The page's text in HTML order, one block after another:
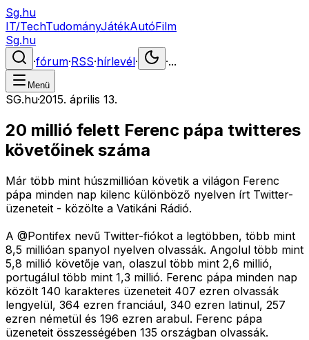
Sg.hu
IT/TechTudományJátékAutóFilm
Sg.hu
·fórum·RSS·hírlevél· ·...
Menü
SG.hu·2015. április 13.
20 millió felett Ferenc pápa twitteres
követőinek száma
Már több mint húszmillióan követik a világon Ferenc
pápa minden nap kilenc különböző nyelven írt Twitter-
üzeneteit - közölte a Vatikáni Rádió.
A @Pontifex nevű Twitter-fiókot a legtöbben, több mint
8,5 millióan spanyol nyelven olvassák. Angolul több mint
5,8 millió követője van, olaszul több mint 2,6 millió,
portugálul több mint 1,3 millió. Ferenc pápa minden nap
közölt 140 karakteres üzeneteit 407 ezren olvassák
lengyelül, 364 ezren franciául, 340 ezren latinul, 257
ezren németül és 196 ezren arabul. Ferenc pápa
üzeneteit összességében 135 országban olvassák.